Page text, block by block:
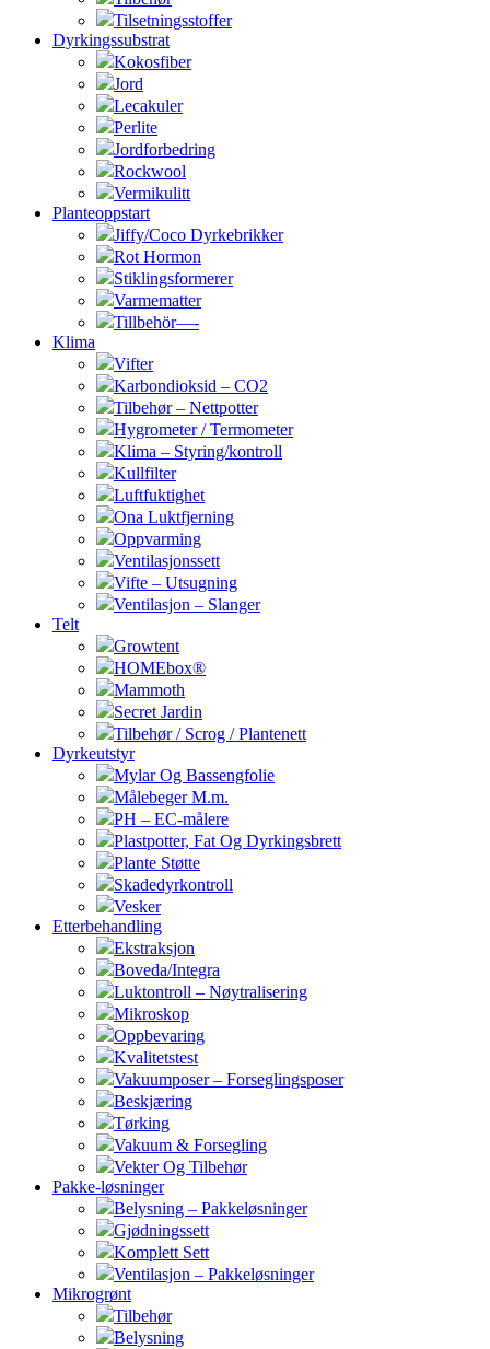
Tilsetningsstoffer
Dyrkingssubstrat
Kokosfiber
Jord
Lecakuler
Perlite
Jordforbedring
Rockwool
Vermikulitt
Planteoppstart
Jiffy/Coco Dyrkebrikker
Rot Hormon
Stiklingsformerer
Varmematter
Tillbehör—-
Klima
Vifter
Karbondioksid – CO2
Tilbehør – Nettpotter
Hygrometer / Termometer
Klima – Styring/kontroll
Kullfilter
Luftfuktighet
Ona Luktfjerning
Oppvarming
Ventilasjonssett
Vifte – Utsugning
Ventilasjon – Slanger
Telt
Growtent
HOMEbox®
Mammoth
Secret Jardin
Tilbehør / Scrog / Plantenett
Dyrkeutstyr
Mylar Og Bassengfolie
Målebeger M.m.
PH – EC-målere
Plastpotter, Fat Og Dyrkingsbrett
Plante Støtte
Skadedyrkontroll
Vesker
Etterbehandling
Ekstraksjon
Boveda/Integra
Luktontroll – Nøytralisering
Mikroskop
Oppbevaring
Kvalitetstest
Vakuumposer – Forseglingsposer
Beskjæring
Tørking
Vakuum & Forsegling
Vekter Og Tilbehør
Pakke-løsninger
Belysning – Pakkeløsninger
Gjødningssett
Komplett Sett
Ventilasjon – Pakkeløsninger
Mikrogrønt
Tilbehør
Belysning